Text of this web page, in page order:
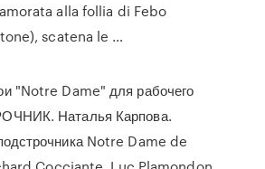
alla follia di Febo
scatena le …
"Notre Dame" для рабочего
Наталья Карпова.
Notre Dame de